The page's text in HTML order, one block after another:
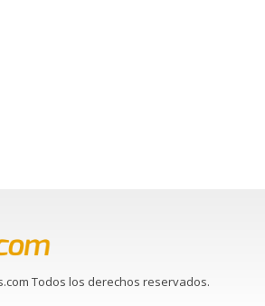
Todos los derechos reservados.